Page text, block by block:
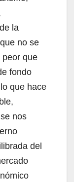
la
no se
que
fondo
que hace
nos
del